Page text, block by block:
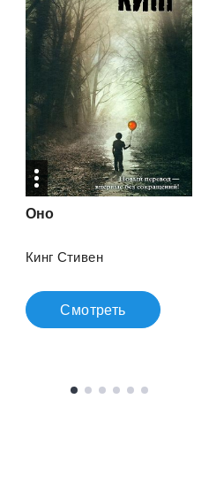
Оно
Кинг Стивен
Смотреть